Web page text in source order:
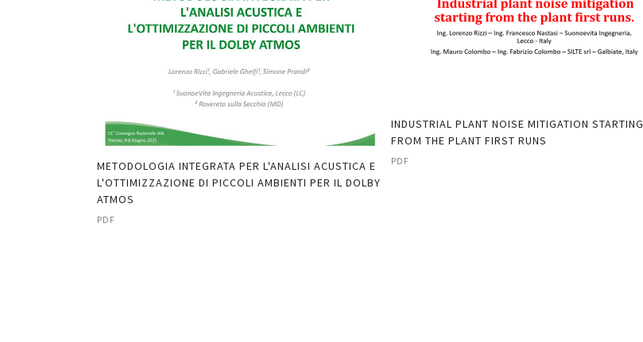
METODOLOGIA INTEGRATA PER L'ANALISI ACUSTICA E
L'OTTIMIZZAZIONE DI PICCOLI AMBIENTI PER IL DOLBY
ATMOS
PDF
INDUSTRIAL PLANT NOISE MITIGATION STARTING
FROM THE PLANT FIRST RUNS
PDF